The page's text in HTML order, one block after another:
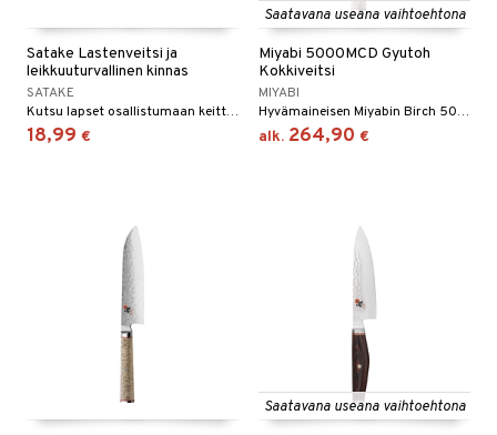
Satake Lastenveitsi ja
leikkuuturvallinen kinnas
SATAKE
Kutsu lapset osallistumaan keittiöaskareisiin Sataken lapsiveitsen ja leikkuuturvallisen kintaan kera.
18,99 €
Saatavana useana vaihtoehtona
Miyabi 5000MCD Gyutoh
Kokkiveitsi
MIYABI
Hyvämaineisen Miyabin Birch 5000MCD kokkiveitsellä teet kaikkea keittiössä.
alk. 264,90 €
Saatavana useana vaihtoehtona